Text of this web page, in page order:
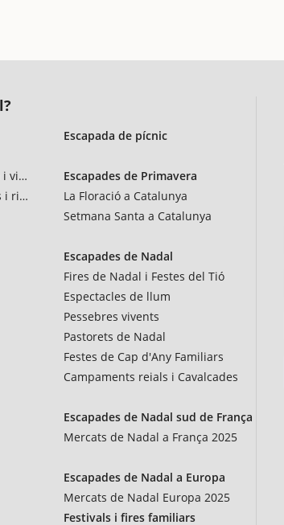
vies verdes
rius
Escapada de pícnic
Escapades de Primavera
La Floració a Catalunya
Setmana Santa a Catalunya
Escapades de Nadal
Fires de Nadal i Festes del Tió
Espectacles de llum
Pessebres vivents
Pastorets de Nadal
Festes de Cap d'Any Familiars
Campaments reials i Cavalcades
Escapades de Nadal sud de França
Mercats de Nadal a França 2025
Escapades de Nadal a Europa
Mercats de Nadal Europa 2025
Festivals i fires familiars